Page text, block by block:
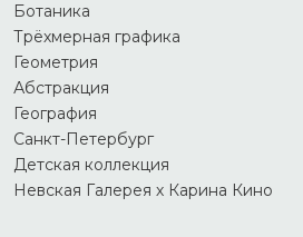
Ботаника
Трёхмерная графика
Геометрия
Абстракция
География
Санкт-Петербург
Детская коллекция
Невская Галерея х Карина Кино